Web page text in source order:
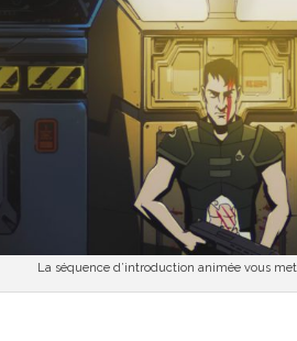
La séquence d’introduction animée vous